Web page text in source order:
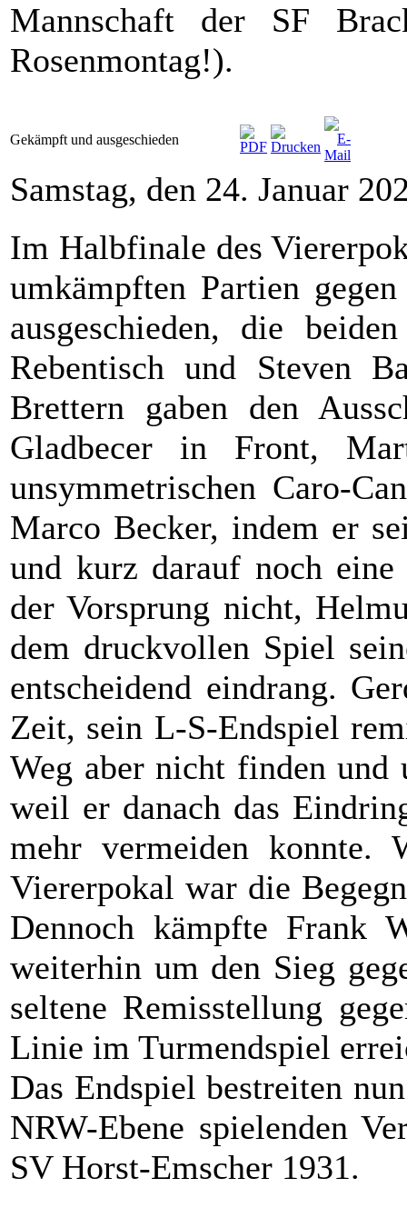
Mannschaft der SF
Rosenmontag!).
Gekämpft und ausgeschieden
Samstag, den 24. Januar
Im Halbfinale des
umkämpften Partien
ausgeschieden, die
Rebentisch und Steven
Brettern gaben den
Gladbecer in Front,
unsymmetrischen Caro-
Marco Becker, indem er
und kurz darauf noch
der Vorsprung nicht,
dem druckvollen Spiel
entscheidend eindrang.
Zeit, sein L-S-Endspiel
Weg aber nicht finden und
weil er danach das
mehr vermeiden konnte.
Viererpokal war die
Dennoch kämpfte Frank
weiterhin um den Sieg
seltene Remisstellung
Linie im Turmendspiel
Das Endspiel bestreiten
NRW-Ebene spielenden
SV Horst-Emscher 1931.